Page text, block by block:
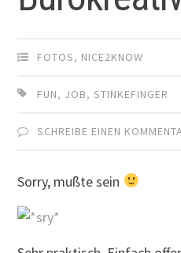
FOTOS, NICE2KNOW
FUN, JOB,STINKEFINGER
SCHREIBE EINEN
Sorry, mußte sein